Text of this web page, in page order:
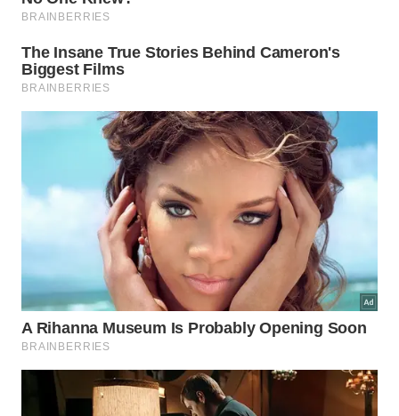
inspiram durante nosso caminho. Em Paris, estivemos com
o Lenine
O que distingue um sonhador de um realizador é a
capacidade de assumir que erros acontecem, que é
preciso trabalhar para evitá-los e que se você tem
coragem, você tem tudo.
Foi assim que começamos a construir nosso projeto.
Ter um sonho é legal. Mas realizá-lo é muito melhor.
Veja abaixo o clipe que lançamos esta semana com
Ben L’Oncle Soul , em Paris. E para acompanhar
nossa trajetória pelo mundo, nos siga noFacebook
eInstagram.